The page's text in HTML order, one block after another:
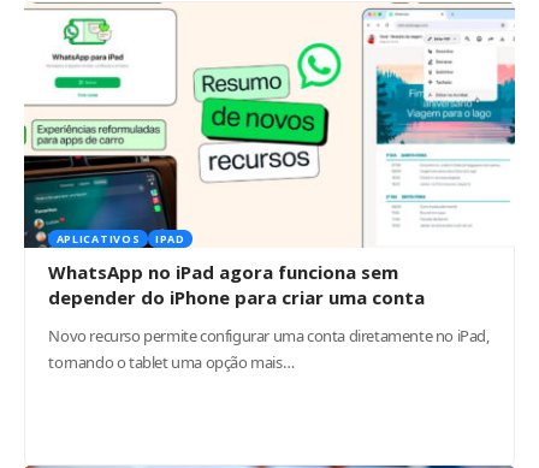
APLICATIVOS IPAD
WhatsApp no iPad agora funciona sem
depender do iPhone para criar uma conta
Novo recurso permite configurar uma conta diretamente no iPad,
tornando o tablet uma opção mais…